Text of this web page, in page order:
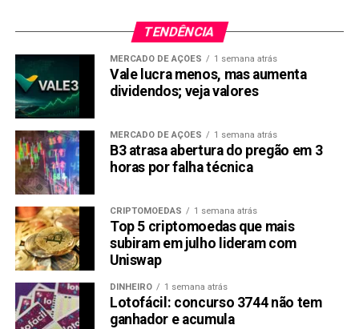
TENDÊNCIA
MERCADO DE AÇÕES 1 semana atrás
Vale lucra menos, mas aumenta
dividendos; veja valores
MERCADO DE AÇÕES 1 semana atrás
B3 atrasa abertura do pregão em 3
horas por falha técnica
CRIPTOMOEDAS 1 semana atrás
Top 5 criptomoedas que mais
subiram em julho lideram com
Uniswap
DINHEIRO 1 semana atrás
Lotofácil: concurso 3744 não tem
ganhador e acumula